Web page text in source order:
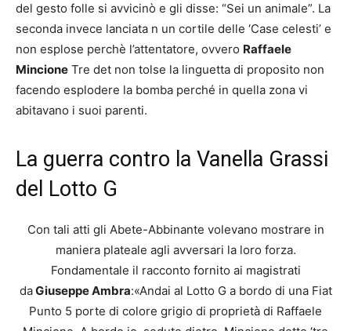
del gesto folle si avvicinò e gli disse: “Sei un animale”. La
seconda invece lanciata n un cortile delle ‘Case celesti’ e
non esplose perchè l’attentatore, ovvero Raffaele
Mincione Tre det non tolse la linguetta di proposito non
facendo esplodere la bomba perché in quella zona vi
abitavano i suoi parenti.
La guerra contro la Vanella Grassi
del Lotto G
Con tali atti gli Abete-Abbinante volevano mostrare in
maniera plateale agli avversari la loro forza.
Fondamentale il racconto fornito ai magistrati
daGiuseppe Ambra:«Andai al Lotto G a bordo di una Fiat
Punto 5 porte di colore grigio di proprietà di Raffaele